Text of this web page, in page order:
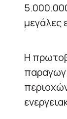
μεγάλες
Η